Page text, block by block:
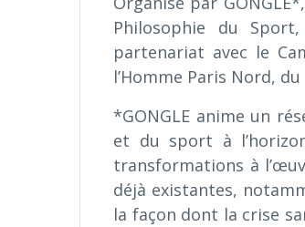
Philosophie du
partenariat avec le
l’Homme Paris Nord,
*GONGLE anime un
et du sport à
transformations à
déjà existantes,
la façon dont la crise